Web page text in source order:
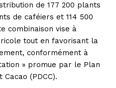
de 177 200 plants
de caféiers et 114 500
combinaison vise à
tout en favorisant la
conformément à
» promue par le Plan
(PDCC).